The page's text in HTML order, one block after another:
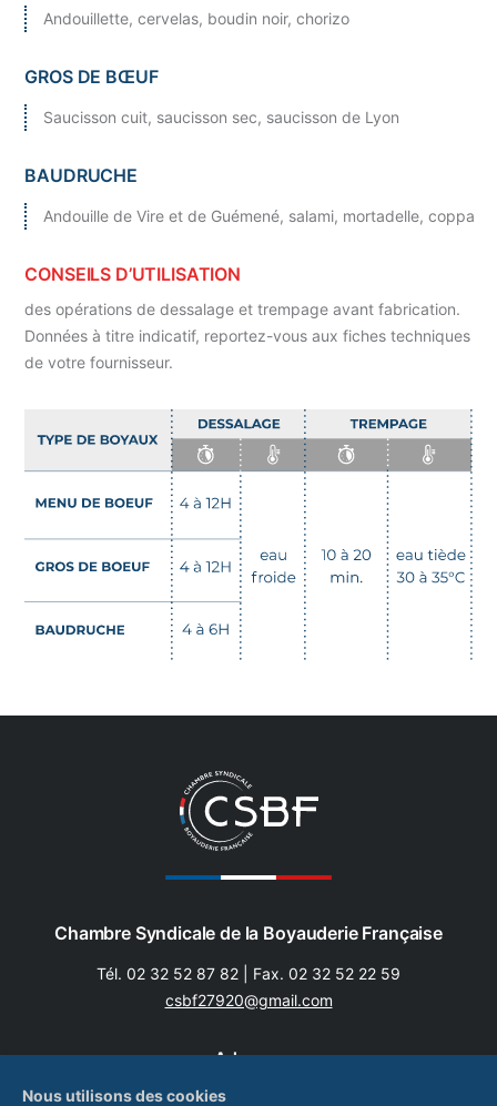
Andouillette, cervelas, boudin noir, chorizo
GROS DE BŒUF
Saucisson cuit, saucisson sec, saucisson de Lyon
BAUDRUCHE
Andouille de Vire et de Guémené, salami, mortadelle, coppa
CONSEILS D’UTILISATION
des opérations de dessalage et trempage avant fabrication.
Données à titre indicatif, reportez-vous aux fiches techniques
de votre fournisseur.
Chambre Syndicale de la Boyauderie Française
Tél. 02 32 52 87 82 | Fax. 02 32 52 22 59
csbf27920@gmail.com
Adresse
Le Moulin de Bas
Nous utilisons des cookies